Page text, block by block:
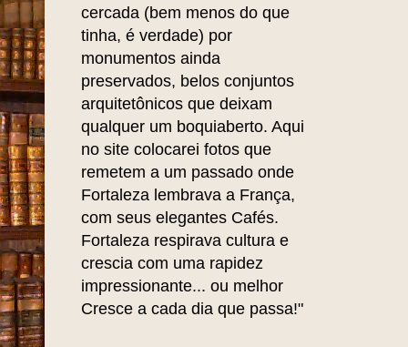
cercada (bem menos do que
tinha, é verdade) por
monumentos ainda
preservados, belos conjuntos
arquitetônicos que deixam
qualquer um boquiaberto. Aqui
no site colocarei fotos que
remetem a um passado onde
Fortaleza lembrava a França,
com seus elegantes Cafés.
Fortaleza respirava cultura e
crescia com uma rapidez
impressionante... ou melhor
Cresce a cada dia que passa!"